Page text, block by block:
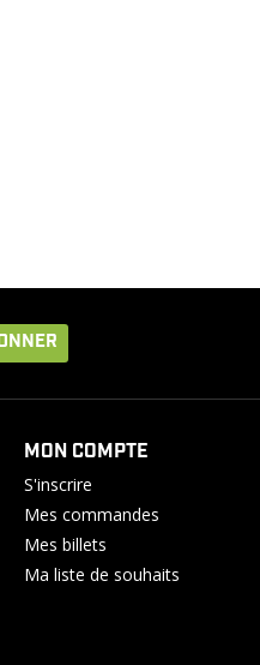
MON COMPTE
S'inscrire
Mes commandes
Mes billets
Ma liste de souhaits